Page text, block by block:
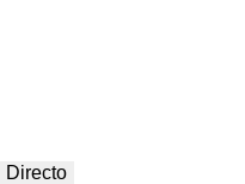
Directo